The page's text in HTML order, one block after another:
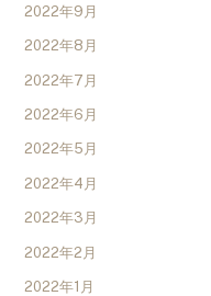
2022年9月
2022年8月
2022年7月
2022年6月
2022年5月
2022年4月
2022年3月
2022年2月
2022年1月